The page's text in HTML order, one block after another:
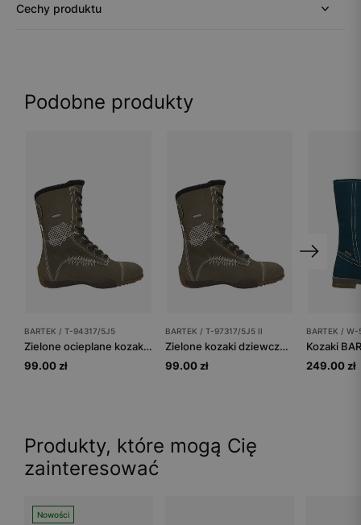
Cechy produktu
Podobne produkty
BARTEK / T-94317/5J5
Zielone ocieplane kozaki BARTEK na brązowej podeszwie T-94317/5J5
99.00 zł
BARTEK / T-97317/5J5 II
Zielone kozaki dziewczęce z ociepleniem BARTEK T-97317/5J5 II
99.00 zł
BARTEK /
249.00 zł
Produkty, które mogą Cię
zainteresować
Nowości